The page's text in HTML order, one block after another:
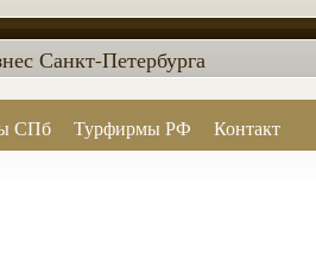
СПб Турфирмы РФ
Контакт
Санкт-Петербурга